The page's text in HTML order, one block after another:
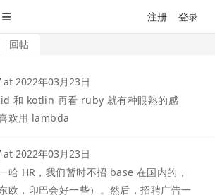
注册 登录
回帖
at 2022年03月23日
和 kotlin 再看 ruby 就有种眼熟的感
欢用 lambda
at 2022年03月23日
哈 HR，我们暂时不招 base 在国内的，
欧，印巴会好一些）。然后，招聘广告一